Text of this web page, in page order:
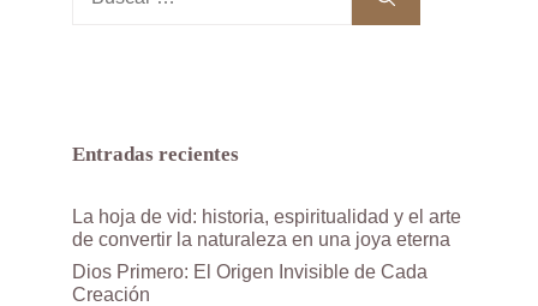
Entradas recientes
La hoja de vid: historia, espiritualidad y el arte
de convertir la naturaleza en una joya eterna
Dios Primero: El Origen Invisible de Cada
Creación